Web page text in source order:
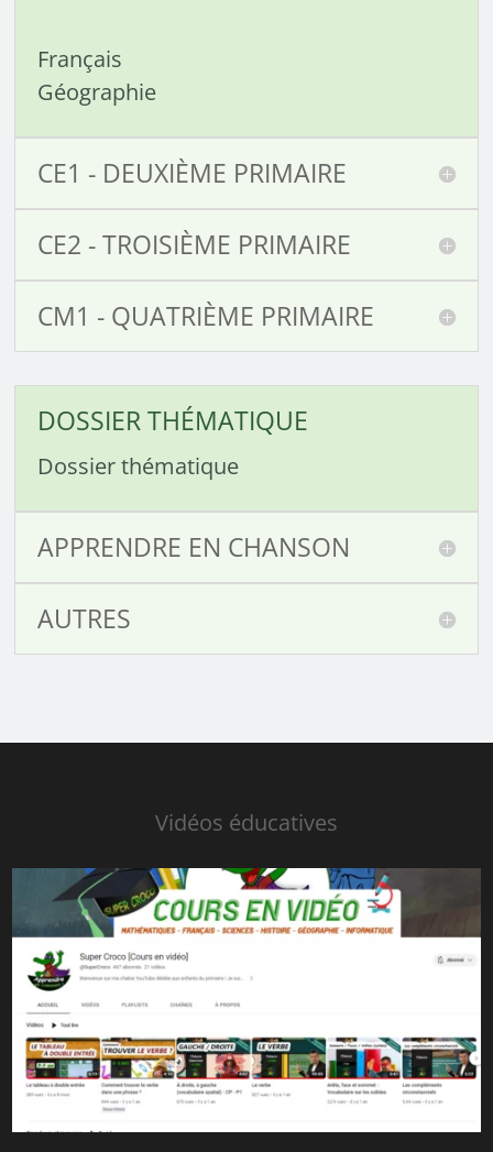
Français
Géographie
CE1 - DEUXIÈME PRIMAIRE
CE2 - TROISIÈME PRIMAIRE
CM1 - QUATRIÈME PRIMAIRE
DOSSIER THÉMATIQUE
Dossier thématique
APPRENDRE EN CHANSON
AUTRES
Vidéos éducatives